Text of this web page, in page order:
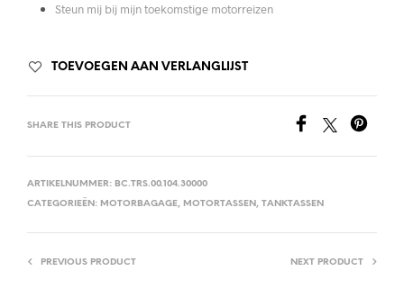
Steun mij bij mijn toekomstige motorreizen
TOEVOEGEN AAN VERLANGLIJST
SHARE THIS PRODUCT
ARTIKELNUMMER: BC.TRS.00.104.30000
CATEGORIEËN: MOTORBAGAGE, MOTORTASSEN, TANKTASSEN
PREVIOUS PRODUCT NEXT PRODUCT